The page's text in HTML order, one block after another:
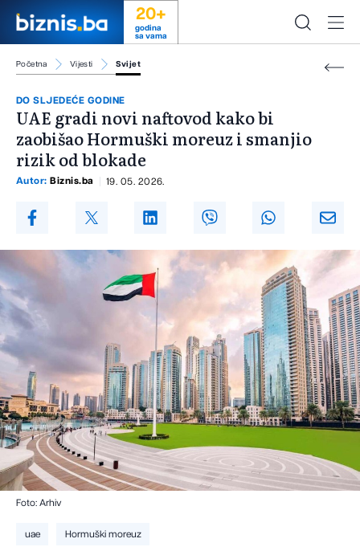
20+
godina
sa vama
Početna Vijesti Svijet
DO SLJEDEĆE GODINE
UAE gradi novi naftovod kako bi
zaobišao Hormuški moreuz i smanjio
rizik od blokade
Autor: Biznis.ba 19. 05. 2026.
Foto: Arhiv
uae Hormuški moreuz